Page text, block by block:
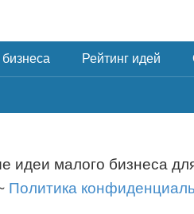
Рейтинг идей
малого бизнеса
Политика